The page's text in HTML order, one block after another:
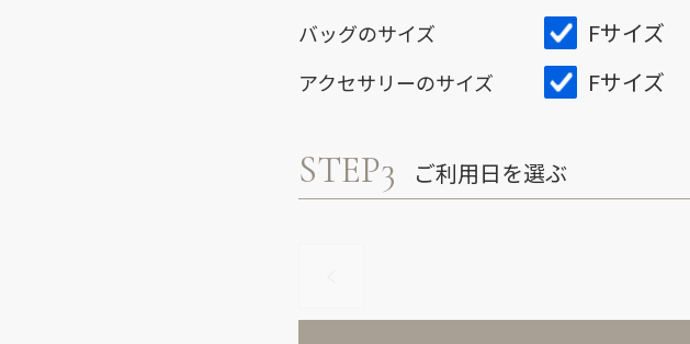
バッグのサイズ Fサイズ
アクセサリーのサイズ Fサイズ
STEP3 ご利用日を選ぶ